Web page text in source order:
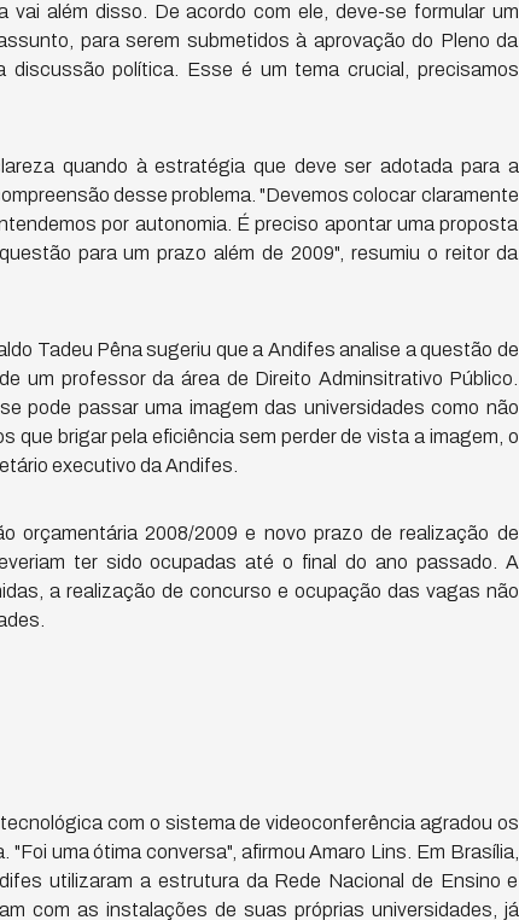
além disso. De acordo com ele, deve-se formular um
para serem submetidos à aprovação do Pleno da
política. Esse é um tema crucial, precisamos
quando à estratégia que deve ser adotada para a
desse problema. "Devemos colocar claramente
por autonomia. É preciso apontar uma proposta
para um prazo além de 2009", resumiu o reitor da
Tadeu Pêna sugeriu que a Andifes analise a questão de
um professor da área de Direito Adminsitrativo Público.
pode passar uma imagem das universidades como não
que brigar pela eficiência sem perder de vista a imagem, o
executivo da Andifes.
orçamentária 2008/2009 e novo prazo de realização de
ter sido ocupadas até o final do ano passado. A
a realização de concurso e ocupação das vagas não
com o sistema de videoconferência agradou os
uma ótima conversa", afirmou Amaro Lins. Em Brasília,
utilizaram a estrutura da Rede Nacional de Ensino e
com as instalações de suas próprias universidades, já